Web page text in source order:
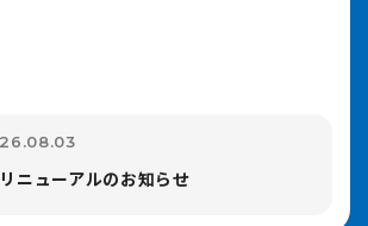
ニューアルのお知らせ